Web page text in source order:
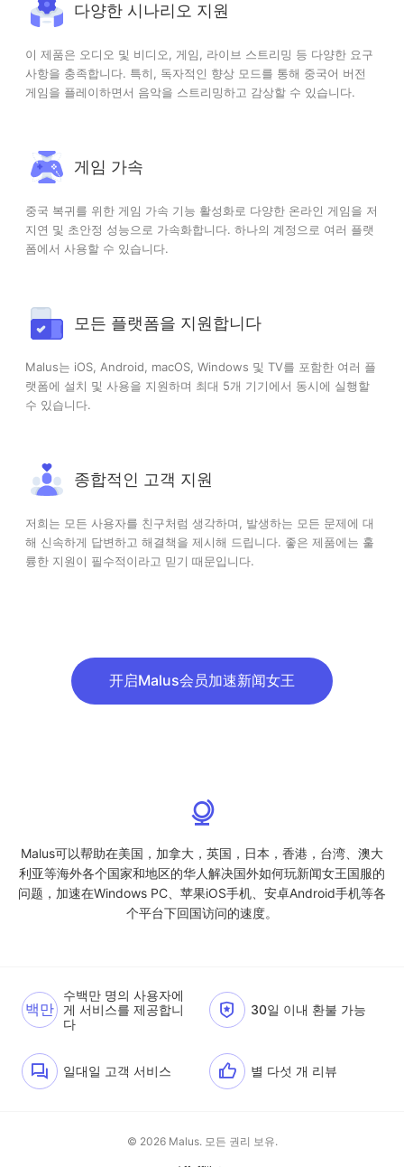
다양한 시나리오 지원
이 제품은 오디오 및 비디오, 게임, 라이브 스트리밍 등 다양한 요구
사항을 충족합니다. 특히, 독자적인 향상 모드를 통해 중국어 버전
게임을 플레이하면서 음악을 스트리밍하고 감상할 수 있습니다.
게임 가속
중국 복귀를 위한 게임 가속 기능 활성화로 다양한 온라인 게임을 저
지연 및 초안정 성능으로 가속화합니다. 하나의 계정으로 여러 플랫
폼에서 사용할 수 있습니다.
모든 플랫폼을 지원합니다
Malus는 iOS, Android, macOS, Windows 및 TV를 포함한 여러 플
랫폼에 설치 및 사용을 지원하며 최대 5개 기기에서 동시에 실행할
수 있습니다.
종합적인 고객 지원
저희는 모든 사용자를 친구처럼 생각하며, 발생하는 모든 문제에 대
해 신속하게 답변하고 해결책을 제시해 드립니다. 좋은 제품에는 훌
륭한 지원이 필수적이라고 믿기 때문입니다.
开启Malus会员加速新闻女王
Malus可以帮助在美国，加拿大，英国，日本，香港，台湾、澳大
利亚等海外各个国家和地区的华人解决国外如何玩新闻女王国服的
问题，加速在Windows PC、苹果iOS手机、安卓Android手机等各
个平台下回国访问的速度。
백만
수백만 명의 사용자에
게 서비스를 제공합니
다
30일 이내 환불 가능
일대일 고객 서비스 별 다섯 개 리뷰
© 2026 Malus. 모든 권리 보유.